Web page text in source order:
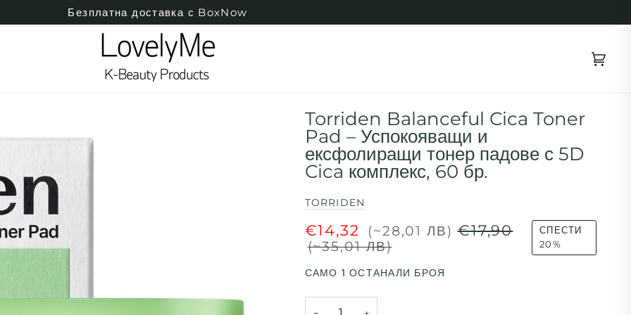
Безплатна доставка с BoxNow
Torriden Balanceful Cica Toner
Pad – Успокояващи и
ексфолиращи тонер падове с 5D
Cica комплекс, 60 бр.
TORRIDEN
€14,32 (~28,01 ЛВ)€17,90
(~35,01 ЛВ)
СПЕСТИ
20%
САМО 1 ОСТАНАЛИ БРОЯ
− +